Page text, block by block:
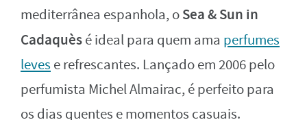
mediterrânea espanhola, oSea & Sun in
Cadaquèsé ideal para quem ama perfumes
leves e refrescantes. Lançado em 2006 pelo
perfumista Michel Almairac, é perfeito para
os dias quentes e momentos casuais.